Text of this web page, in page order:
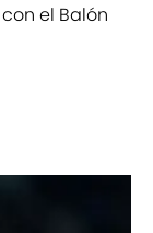
el Balón